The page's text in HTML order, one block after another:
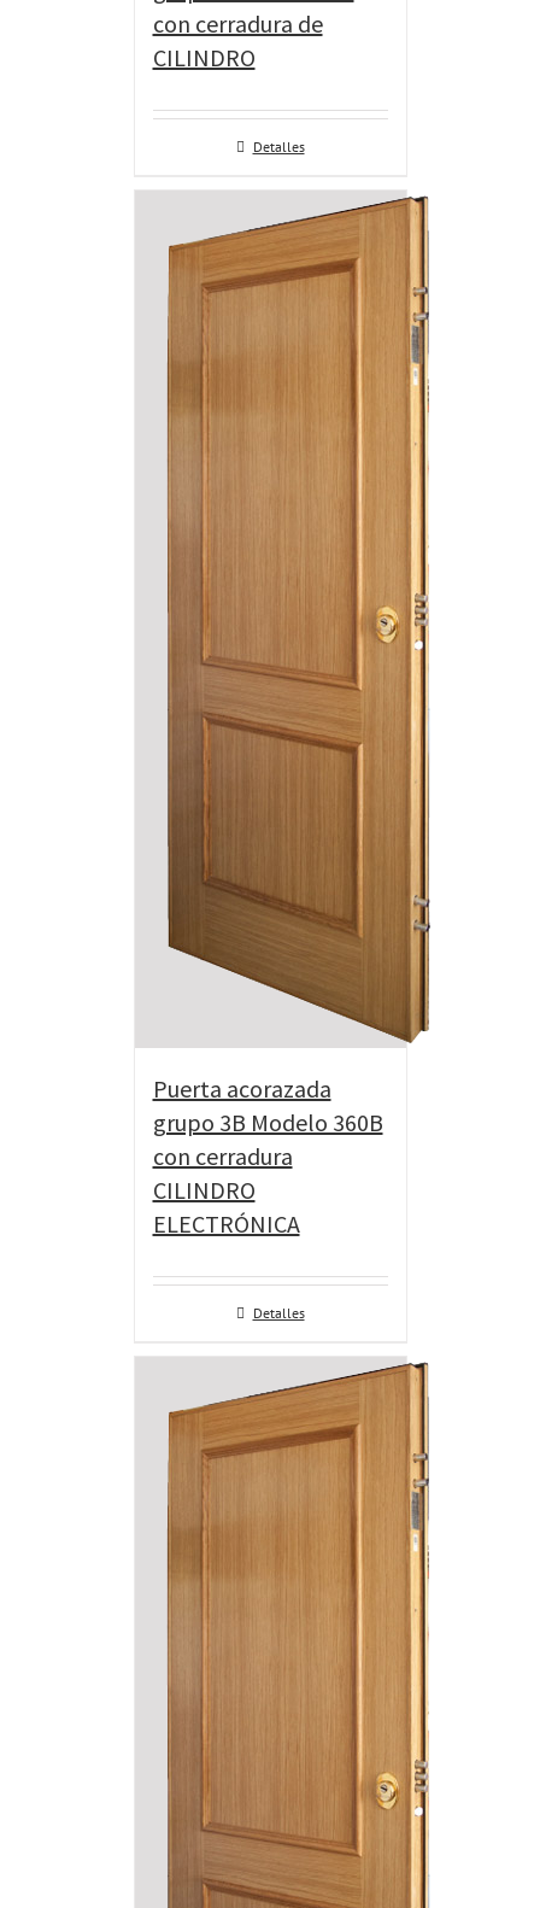
con cerradura de
CILINDRO
Detalles
Puerta acorazada
grupo 3B Modelo 360B
con cerradura
CILINDRO
ELECTRÓNICA
Detalles